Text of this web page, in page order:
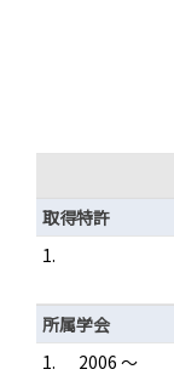
取得特許
1.
所属学会
1.
2006 ～